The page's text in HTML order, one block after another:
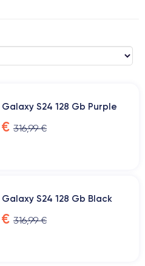
S24 128 Gb Purple
316,99 €
S24 128 Gb Black
316,99 €